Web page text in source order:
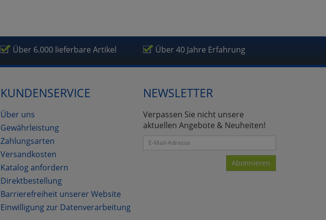
Über 6.000 lieferbare Artikel Über 40 Jahre Erfahrung
KUNDENSERVICE
Über uns
Gewährleistung
Zahlungsarten
Versandkosten
Katalog anfordern
Direktbestellung
Barrierefreiheit unserer Website
Einwilligung zur Datenverarbeitung
NEWSLETTER
Verpassen Sie nicht unsere
aktuellen Angebote & Neuheiten!
Abonnieren